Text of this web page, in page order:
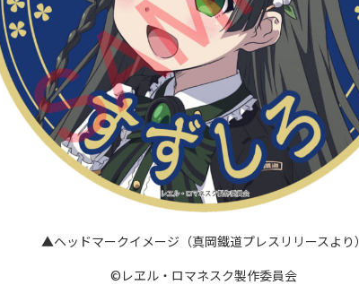
▲ヘッドマークイメージ（真岡鐵道プレスリリースより）
©レヱル・ロマネスク製作委員会